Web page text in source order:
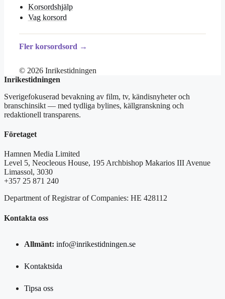
Korsordshjälp
Vag korsord
Fler korsordsord →
© 2026 Inrikestidningen
Inrikestidningen
Sverigefokuserad bevakning av film, tv, kändisnyheter och
branschinsikt — med tydliga bylines, källgranskning och
redaktionell transparens.
Företaget
Hamnen Media Limited
Level 5, Neocleous House, 195 Archbishop Makarios III Avenue
Limassol, 3030
+357 25 871 240
Department of Registrar of Companies: HE 428112
Kontakta oss
Allmänt: info@inrikestidningen.se
Kontaktsida
Tipsa oss